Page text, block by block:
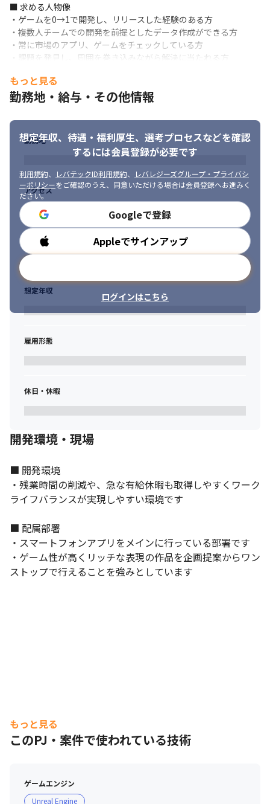
■ 求める人物像
・ゲームを0→1で開発し、リリースした経験のある方
・複数人チームでの開発を前提としたデータ作成ができる方
・常に市場のアプリ、ゲームをチェックしている方
・課題を発見し、周囲を巻き込みながら解決に当たれる方
もっと見る
勤務地・給与・その他情報
想定年収、待遇・福利厚生、 選考プロセスなどを確認
するには会員登録が必要です
利用規約、 レバテックID利用規約、
レバレジーズグループ・プライバシ
ーポリシーをご確認のうえ、同意いただける場合は会員登録へお進みく
ださい。
Googleで登録
Appleでサインアップ
ログインはこちら
勤務地
アクセス
勤務時間
想定年収
雇用形態
休日・休暇
開発環境・現場
■ 開発環境
・残業時間の削減や、急な有給休暇も取得しやすくワーク
ライフバランスが実現しやすい環境です
■ 配属部署
・スマートフォンアプリをメインに行っている部署です
・ゲーム性が高くリッチな表現の作品を企画提案からワン
ストップで行えることを強みとしています
もっと見る
このPJ・案件で使われている技術
ゲームエンジン
Unreal Engine